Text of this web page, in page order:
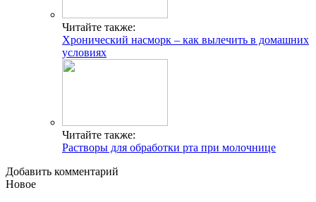
Читайте также:
Хронический насморк – как вылечить в домашних
условиях
Читайте также:
Растворы для обработки рта при молочнице
Добавить комментарий
Новое